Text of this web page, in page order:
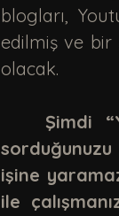
blogları,
edilmiş ve bir
olacak.
Şimdi
sorduğunuzu
işine
ile